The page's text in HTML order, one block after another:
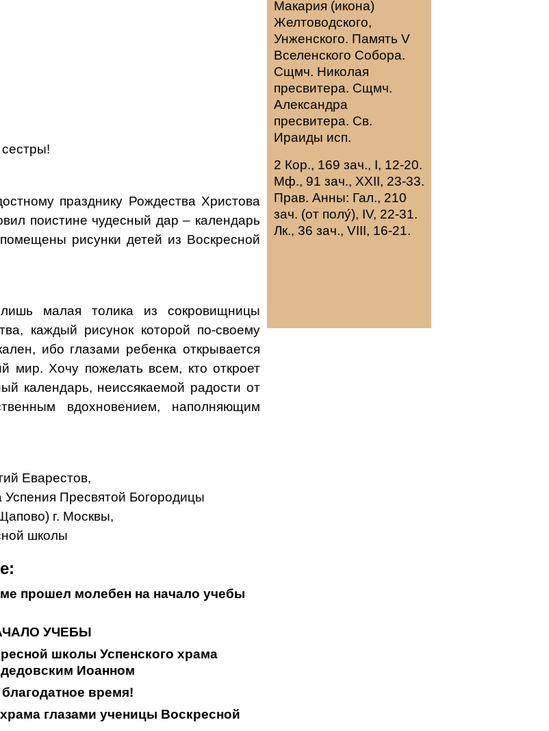
празднику Рождества Христова
поистине чудесный дар – календарь
рисунки детей из Воскресной
малая толика из сокровищницы
каждый рисунок которой по-своему
ибо глазами ребенка открывается
мир. Хочу пожелать всем, кто откроет
календарь, неиссякаемой радости от
вдохновением, наполняющим
Еварестов,
Успения Пресвятой Богородицы
г. Москвы,
школы
прошел молебен на начало учебы
УЧЕБЫ
школы Успенского храма
Иоанном
время!
глазами ученицы Воскресной
Макария (икона)
Желтоводского,
Унженского. Память V
Вселенского Собора.
Сщмч. Николая
пресвитера. Сщмч.
Александра
пресвитера. Св.
Ираиды исп.
2 Кор., 169 зач., I, 12-20.
Мф., 91 зач., XXII, 23-33.
Прав. Анны: Гал., 210
зач. (от полу́), IV, 22-31.
Лк., 36 зач., VIII, 16-21.